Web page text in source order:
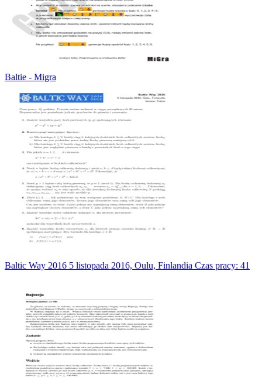
Baltie - Migra
Baltic Way 2016 5 listopada 2016, Oulu, Finlandia Czas pracy: 41